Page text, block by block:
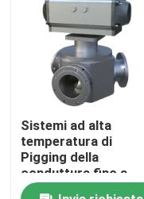
Sistemi ad alta
temperatura di
Pigging della
conduttura fino a
400°F con il tipo e la